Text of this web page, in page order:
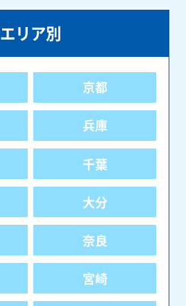
エリア別
京都
兵庫
千葉
大分
奈良
宮崎